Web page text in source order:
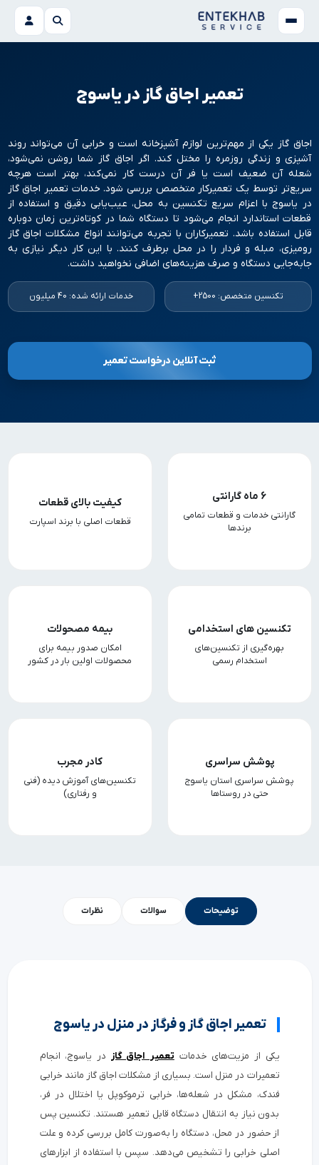
تعمیر اجاق گاز در یاسوج
اجاق گاز یکی از مهم‌ترین لوازم آشپزخانه است و خرابی آن می‌تواند روند
آشپزی و زندگی روزمره را مختل کند. اگر اجاق گاز شما روشن نمی‌شود،
شعله آن ضعیف است یا فر آن درست کار نمی‌کند، بهتر است هرچه
سریع‌تر توسط یک تعمیرکار متخصص بررسی شود. خدمات تعمیر اجاق گاز
در یاسوج با اعزام سریع تکنسین به محل، عیب‌یابی دقیق و استفاده از
قطعات استاندارد انجام می‌شود تا دستگاه شما در کوتاه‌ترین زمان دوباره
قابل استفاده باشد. تعمیرکاران با تجربه می‌توانند انواع مشکلات اجاق گاز
رومیزی، مبله و فردار را در محل برطرف کنند. با این کار دیگر نیازی به
جابه‌جایی دستگاه و صرف هزینه‌های اضافی نخواهید داشت.
تکنسین متخصص: 2500+ خدمات ارائه شده: 40 میلیون
ثبت آنلاین درخواست تعمیر
6 ماه گارانتی
گارانتی خدمات و قطعات تمامی
برندها
کیفیت بالای قطعات
قطعات اصلی با برند اسپارت
تکنسین های استخدامی
بهره‌گیری از تکنسین‌های
استخدام رسمی
بیمه مصحولات
امکان صدور بیمه برای
محصولات اولین بار در کشور
پوشش سراسری
پوشش سراسری استان یاسوج
حتی در روستاها
کادر مجرب
تکنسین‌های آموزش دیده (فنی
و رفتاری)
توضیحات سوالات نظرات
تعمیر اجاق گاز و فرگاز در منزل در یاسوج
یکی از مزیت‌های خدمات تعمیر اجاق گاز در یاسوج، انجام
تعمیرات در منزل است. بسیاری از مشکلات اجاق گاز مانند خرابی
فندک، مشکل در شعله‌ها، خرابی ترموکوپل یا اختلال در فر،
بدون نیاز به انتقال دستگاه قابل تعمیر هستند. تکنسین پس
از حضور در محل، دستگاه را به‌صورت کامل بررسی کرده و علت
اصلی خرابی را تشخیص می‌دهد. سپس با استفاده از ابزارهای